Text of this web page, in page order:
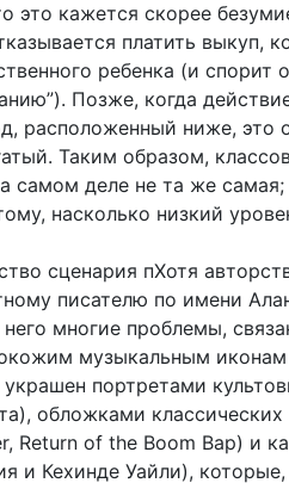
это кажется скорее
платить выкуп,
ребенка (и
Позже, когда
расположенный ниже,
Таким образом,
самом деле не та же
насколько низкий
сценария пХотя
писателю по имени
него многие проблемы,
музыкальным
украшен портретами
обложками
Return of the Boom Bap) и
и Кехинде Уайли),